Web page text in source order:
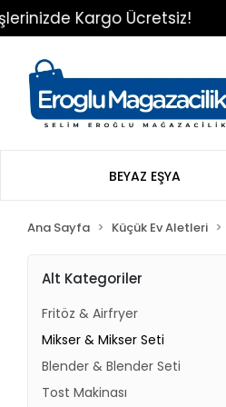
Kargo Ücretsiz!
BEYAZ EŞYA
Ana Sayfa Küçük Ev Aletleri
Alt Kategoriler
Fritöz & Airfryer
Mikser & Mikser Seti
Blender & Blender Seti
Tost Makinası